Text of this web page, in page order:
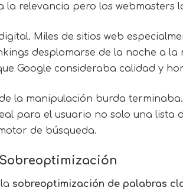
relevancia pero los webmasters
Miles de sitios web
desplomarse de la noche a
Google consideraba calidad y
la manipulación burda
para el usuario no solo una
de búsqueda.
sobreoptimización de palabras